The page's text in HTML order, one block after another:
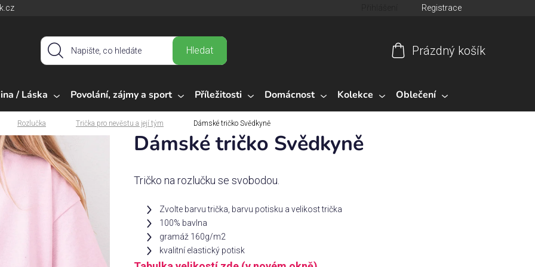
Registrace
Hledat
košík
Prázdný košík
/ Láska Povolání, zájmy a sport Příležitosti Domácnost Kolekce Oblečení
Rozlučka Trička pro nevěstu a její tým Dámské tričko Svědkyně
Dámské tričko Svědkyně
Tričko na rozlučku se svobodou.
Zvolte barvu trička, barvu potisku a velikost trička
100% bavlna
gramáž 160g/m2
kvalitní elastický potisk